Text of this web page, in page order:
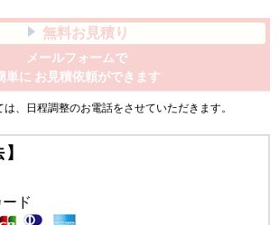
無料お見積り
メールフォームで
単に お見積依頼ができます
、日程調整のお電話をさせていただきます。
ド